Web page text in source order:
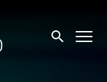
Søk